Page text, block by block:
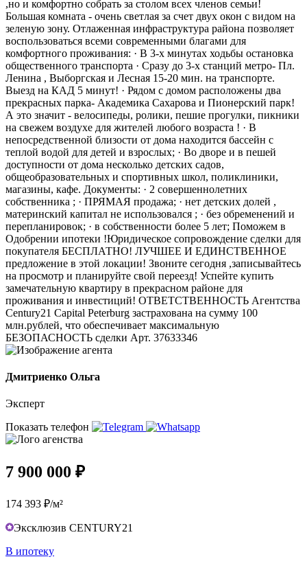
,но и комфортно собрать за столом всех членов семьи!
Большая комната - очень светлая за счет двух окон с видом на
зеленую зону. Отлаженная инфраструктура района позволяет
воспользоваться всеми современными благами для
комфортного проживания: · В 3-х минутах ходьбы остановка
общественного транспорта · Сразу до 3-х станций метро- Пл.
Ленина , Выборгская и Лесная 15-20 мин. на транспорте.
Выезд на КАД 5 минут! · Рядом с домом расположены два
прекрасных парка- Академика Сахарова и Пионерский парк!
А это значит - велосипеды, ролики, пешие прогулки, пикники
на свежем воздухе для жителей любого возраста ! · В
непосредственной близости от дома находится бассейн с
теплой водой для детей и взрослых; · Во дворе и в пешей
доступности от дома несколько детских садов,
общеобразовательных и спортивных школ, поликлиники,
магазины, кафе. Документы: · 2 совершеннолетних
собственника ; · ПРЯМАЯ продажа; · нет детских долей ,
материнский капитал не использовался ; · без обременений и
перепланировок; · в собственности более 5 лет; Поможем в
Одобрении ипотеки !Юридическое сопровождение сделки для
покупателя БЕСПЛАТНО! ЛУЧШЕЕ И ЕДИНСТВЕННОЕ
предложение в этой локации! Звоните сегодня ,записывайтесь
на просмотр и планируйте свой переезд! Успейте купить
замечательную квартиру в прекрасном районе для
проживания и инвестиций! ОТВЕТСТВЕННОСТЬ Агентства
Сentury21 Capital Peterburg застрахована на сумму 100
млн.рублей, что обеспечивает максимальную
БЕЗОПАСНОСТЬ сделки Арт. 37633346
Дмитриенко Ольга
Эксперт
Показать телефон
7 900 000 ₽
174 393 ₽/м²
Эксклюзив CENTURY21
В ипотеку